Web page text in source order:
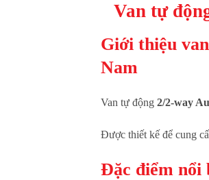
Van tự
Giới thiệu
Nam
Van tự động 2/2-way
Được thiết kế để cung
Đặc điểm nổi